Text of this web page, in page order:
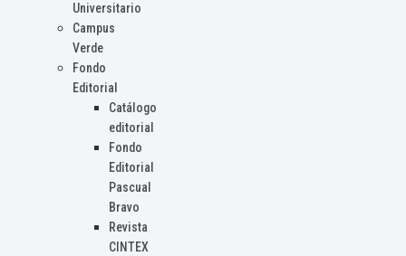
Universitario
Campus
Verde
Fondo
Editorial
Catálogo
editorial
Fondo
Editorial
Pascual
Bravo
Revista
CINTEX